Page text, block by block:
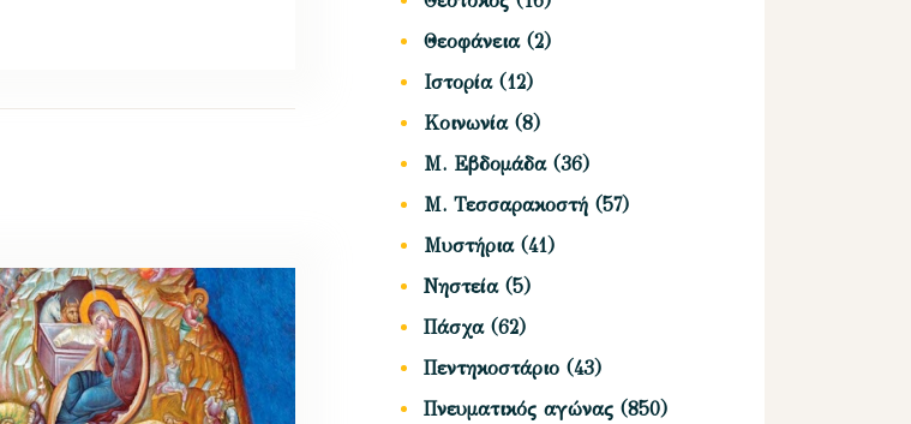
Θεοφάνεια(2)
Ιστορία(12)
Κοινωνία(8)
Μ. Εβδομάδα(36)
Μ. Τεσσαρακοστή (57)
Μυστήρια(41)
Νηστεία(5)
Πάσχα(62)
Πεντηκοστάριο (43)
Πνευματικός αγώνας (850)